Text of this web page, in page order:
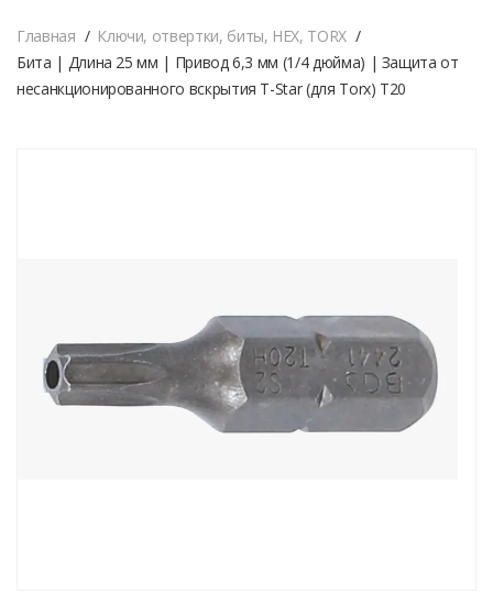
Главная
Ключи, отвертки, биты, HEX, TORX
Бита | Длина 25 мм | Привод 6,3 мм (1/4 дюйма) | Защита от
несанкционированного вскрытия T-Star (для Torx) T20